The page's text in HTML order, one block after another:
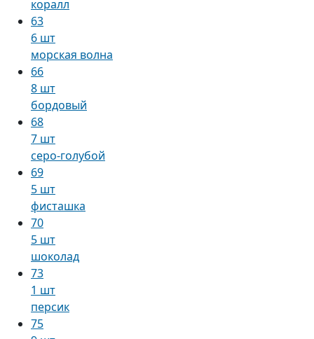
коралл
63
6 шт
морская волна
66
8 шт
бордовый
68
7 шт
серо-голубой
69
5 шт
фисташка
70
5 шт
шоколад
73
1 шт
персик
75